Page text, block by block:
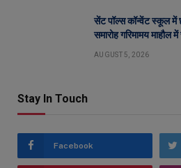
सेंट पॉल्स कॉन्वेंट स्कूल में
समारोह गरिमामय माहौल
AUGUST 5, 2026
Stay In Touch
Facebook